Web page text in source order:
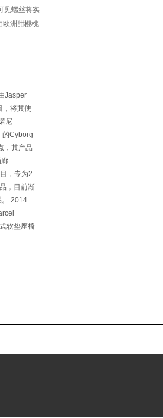
见螺丝将实
欧洲甜樱桃
Jasper
，将其使
尼
的Cyborg
，其产品
，专为2
，目前渐
。 2014
软垫座椅